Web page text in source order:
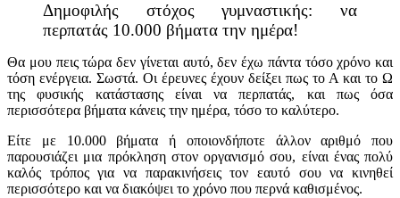
Δημοφιλής στόχος γυμναστικής: να
περπατάς 10.000 βήματα την ημέρα!
Θα μου πεις τώρα δεν γίνεται αυτό, δεν έχω πάντα τόσο χρόνο και
τόση ενέργεια. Σωστά. Οι έρευνες έχουν δείξει πως το Α και το Ω
της φυσικής κατάστασης είναι να περπατάς, και πως όσα
περισσότερα βήματα κάνεις την ημέρα, τόσο το καλύτερο.
Είτε με 10.000 βήματα ή οποιονδήποτε άλλον αριθμό που
παρουσιάζει μια πρόκληση στον οργανισμό σου, είναι ένας πολύ
καλός τρόπος για να παρακινήσεις τον εαυτό σου να κινηθεί
περισσότερο και να διακόψει το χρόνο που περνά καθισμένος.